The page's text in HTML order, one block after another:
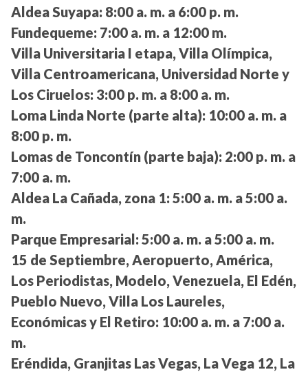
Aldea Suyapa: 8:00 a. m. a 6:00 p. m.
Fundequeme: 7:00 a. m. a 12:00 m.
Villa Universitaria I etapa, Villa Olímpica,
Villa Centroamericana, Universidad Norte y
Los Ciruelos: 3:00 p. m. a 8:00 a. m.
Loma Linda Norte (parte alta): 10:00 a. m. a
8:00 p. m.
Lomas de Toncontín (parte baja): 2:00 p. m. a
7:00 a. m.
Aldea La Cañada, zona 1: 5:00 a. m. a 5:00 a.
m.
Parque Empresarial: 5:00 a. m. a 5:00 a. m.
15 de Septiembre, Aeropuerto, América,
Los Periodistas, Modelo, Venezuela, El Edén,
Pueblo Nuevo, Villa Los Laureles,
Económicas y El Retiro: 10:00 a. m. a 7:00 a.
m.
Eréndida, Granjitas Las Vegas, La Vega 12, La